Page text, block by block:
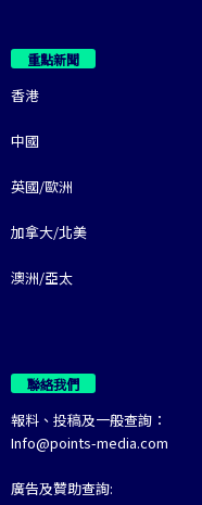
重點新聞
香港
中國
英國/歐洲
加拿大/北美
澳洲/亞太
聯絡我們
報料、投稿及一般查詢：
Info@points-media.com
廣告及贊助查詢: